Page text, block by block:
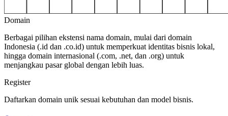
Domain
Berbagai pilihan ekstensi nama domain, mulai dari domain
Indonesia (.id dan .co.id) untuk memperkuat identitas bisnis lokal,
hingga domain internasional (.com, .net, dan .org) untuk
menjangkau pasar global dengan lebih luas.
Register
Daftarkan domain unik sesuai kebutuhan dan model bisnis.